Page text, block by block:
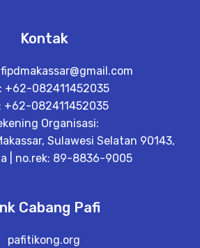
Kontak
+62-082411452035
+62-082411452035
Organisasi:
Sulawesi Selatan 90143,
| no.rek: 89-8836-9005
Cabang Pafi
pafitikong.org